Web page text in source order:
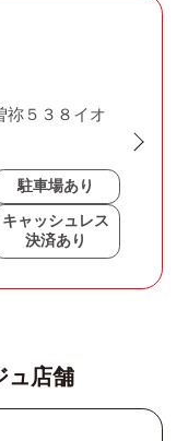
祢５３８イオ
駐車場あり
キャッシュレス
決済あり
ュ店舗